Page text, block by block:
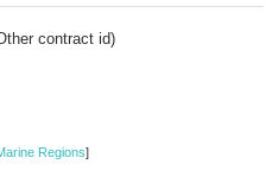
contract id)
Regions]